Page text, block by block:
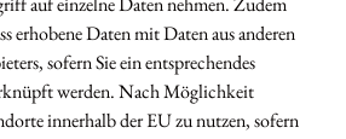
erhobene Daten mit Daten aus anderen
sofern Sie ein entsprechendes
werden. Nach Möglichkeit
innerhalb der EU zu nutzen, sofern